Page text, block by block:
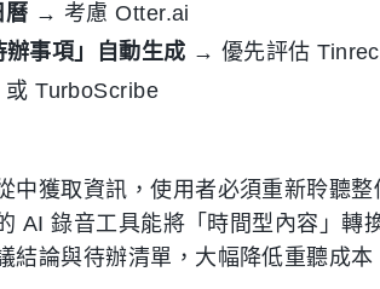
曆 → 考慮 Otter.ai
事項」自動生成 → 優先評估 Tinrec
TurboScribe
中獲取資訊，使用者必須重新聆聽
AI 錄音工具能將「時間型內容」轉
論與待辦清單，大幅降低重聽成本